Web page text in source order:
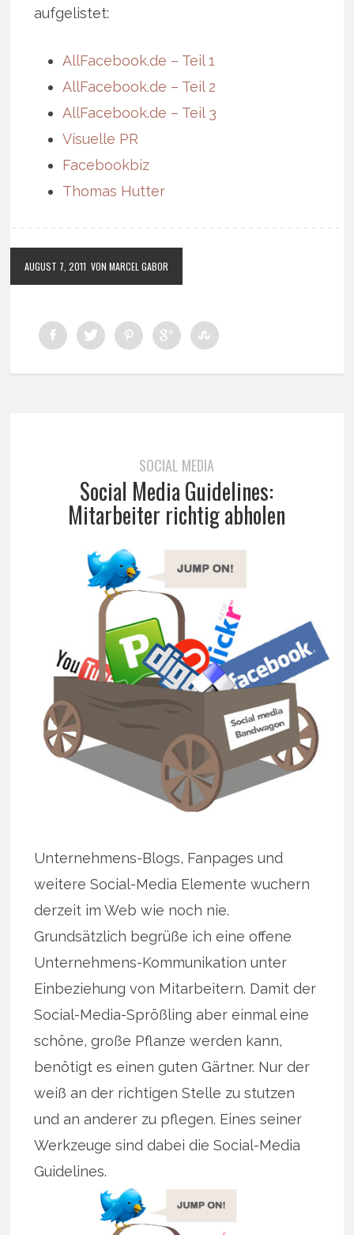
aufgelistet:
AllFacebook.de – Teil 1
AllFacebook.de – Teil 2
AllFacebook.de – Teil 3
Visuelle PR
Facebookbiz
Thomas Hutter
AUGUST 7, 2011 VON MARCEL GABOR
SOCIAL MEDIA
Social Media Guidelines:
Mitarbeiter richtig abholen
Unternehmens-Blogs, Fanpages und
weitere Social-Media Elemente wuchern
derzeit im Web wie noch nie.
Grundsätzlich begrüße ich eine offene
Unternehmens-Kommunikation unter
Einbeziehung von Mitarbeitern. Damit der
Social-Media-Sprößling aber einmal eine
schöne, große Pflanze werden kann,
benötigt es einen guten Gärtner. Nur der
weiß an der richtigen Stelle zu stutzen
und an anderer zu pflegen. Eines seiner
Werkzeuge sind dabei die Social-Media
Guidelines.